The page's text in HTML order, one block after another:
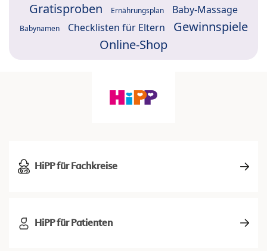
Gratisproben Ernährungsplan Baby-Massage
Babynamen Checklisten für Eltern
Gewinnspiele
Online-Shop
HiPP für Fachkreise
HiPP für Patienten